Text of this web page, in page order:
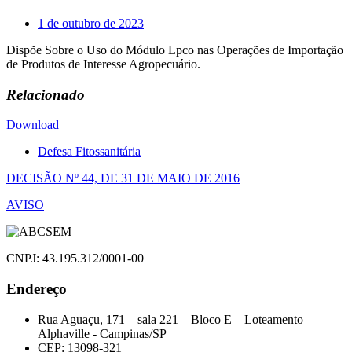
1 de outubro de 2023
Dispõe Sobre o Uso do Módulo Lpco nas Operações de Importação
de Produtos de Interesse Agropecuário.
Relacionado
Download
Defesa Fitossanitária
Navegação
de
Post
DECISÃO Nº 44, DE 31 DE MAIO DE 2016
AVISO
CNPJ: 43.195.312/0001-00
Endereço
Rua Aguaçu, 171 – sala 221 – Bloco E – Loteamento
Alphaville - Campinas/SP
CEP: 13098-321